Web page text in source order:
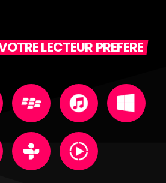
LECTEUR PREFERE